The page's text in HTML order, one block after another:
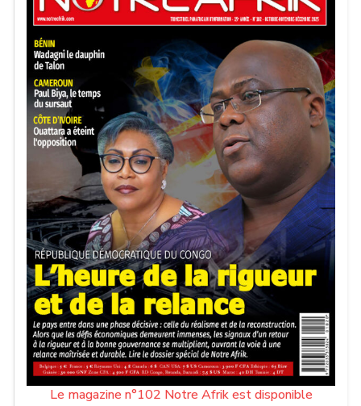
Le magazine n°102 Notre Afrik est disponible